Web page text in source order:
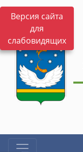
Версия сайта
для
слабовидящих